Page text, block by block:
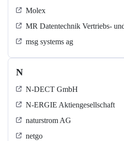
Molex
MR Datentechnik Vertriebs-
msg systems ag
N
N-DECT GmbH
N-ERGIE Aktiengesellschaft
naturstrom AG
netgo